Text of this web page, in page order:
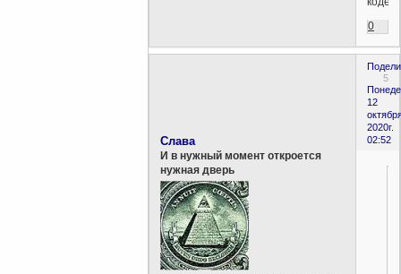
0
5
12
2020г.
02:52
Слава
И в нужный момент откроется
нужная дверь